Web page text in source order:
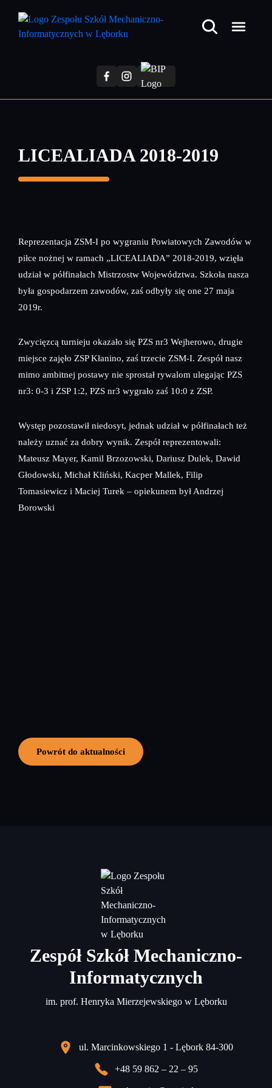
treści
LICEALIADA 2018-2019
Reprezentacja ZSM-I po wygraniu Powiatowych Zawodów w
piłce nożnej w ramach „LICEALIADA” 2018-2019, wzięła
udział w półfinałach Mistrzostw Województwa. Szkoła nasza
była gospodarzem zawodów, zaś odbyły się one 27 maja
2019r.
Zwycięzcą turnieju okazało się PZS nr3 Wejherowo, drugie
miejsce zajęło ZSP Kłanino, zaś trzecie ZSM-I. Zespół nasz
mimo ambitnej postawy nie sprostał rywalom ulegając PZS
nr3: 0-3 i ZSP 1:2, PZS nr3 wygrało zaś 10:0 z ZSP.
Występ pozostawił niedosyt, jednak udział w półfinałach też
należy uznać za dobry wynik. Zespół reprezentowali:
Mateusz Mayer, Kamil Brzozowski, Dariusz Dulek, Dawid
Głodowski, Michał Kliński, Kacper Mallek, Filip
Tomasiewicz i Maciej Turek – opiekunem był Andrzej
Borowski
Powrót do aktualności
Zespół Szkół Mechaniczno-
Informatycznych
im. prof. Henryka Mierzejewskiego w Lęborku
ul. Marcinkowskiego 1 - Lębork 84-300
+48 59 862 – 22 – 95